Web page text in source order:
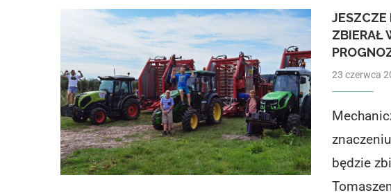
JESZCZE
ZBIERAŁ
23 czerwca
będzie